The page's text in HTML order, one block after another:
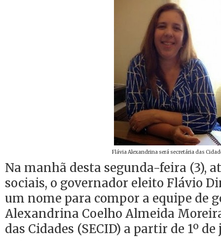
Flávia Alexandrina será secretária das
Na manhã desta segunda-feira (3),
sociais, o governador eleito Flávio
um nome para compor a equipe de
Alexandrina Coelho Almeida
das Cidades (SECID) a partir de 1º